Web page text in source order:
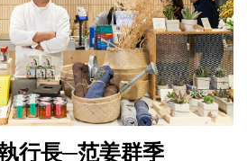
行長─范姜群季